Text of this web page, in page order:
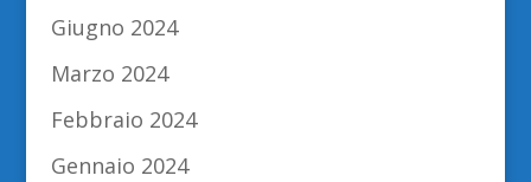
Giugno 2024
Marzo 2024
Febbraio 2024
Gennaio 2024